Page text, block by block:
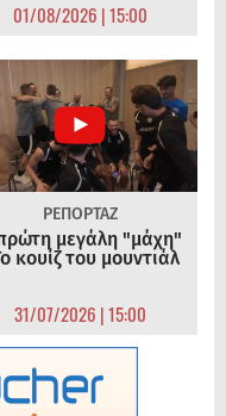
01/08/2026 | 15:00
ΡΕΠΟΡΤΑΖ
μεγάλη "μάχη"
κουίζ του μουντιάλ
31/07/2026 | 15:00